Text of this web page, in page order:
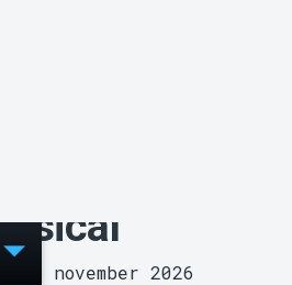
20 november 2026